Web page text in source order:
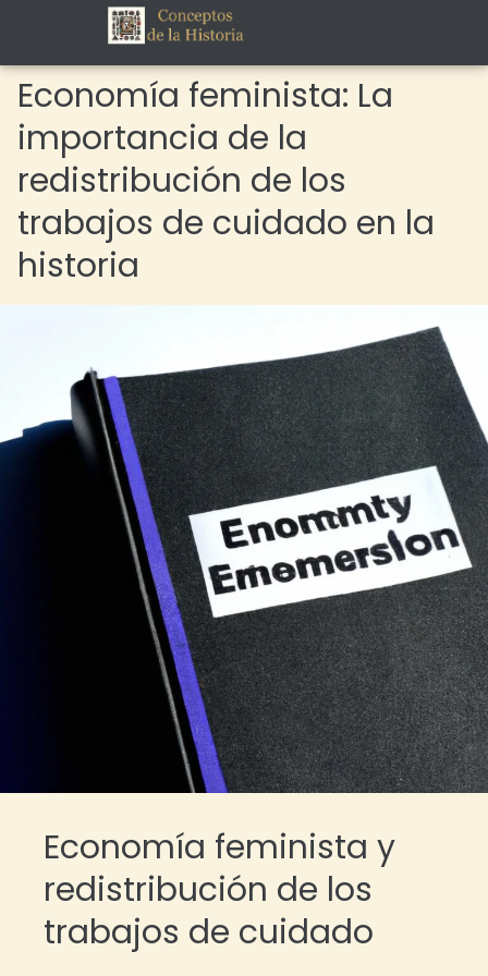
Economía feminista: La
importancia de la
redistribución de los
trabajos de cuidado en la
historia
Economía feminista y
redistribución de los
trabajos de cuidado